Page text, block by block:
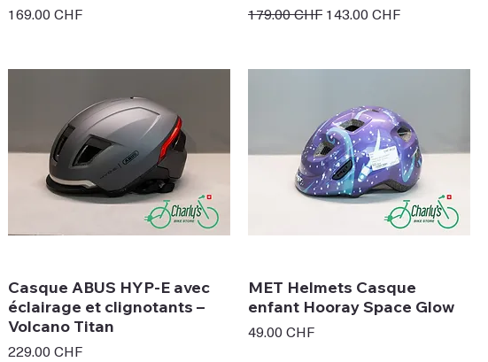
Prix
169.00 CHF Prix original
179.00 CHF Prix promotionnel
143.00 CHF
Casque ABUS HYP-E avec
éclairage et clignotants –
Volcano Titan
Prix
229.00 CHF
MET Helmets Casque
enfant Hooray Space Glow
Prix
49.00 CHF